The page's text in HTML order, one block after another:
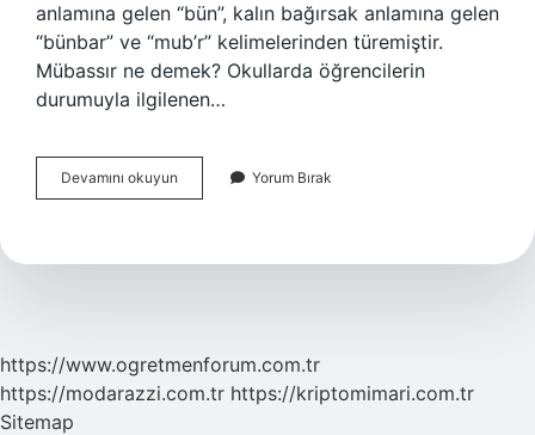
anlamına gelen “bün”, kalın bağırsak anlamına gelen
“bünbar” ve “mub’r” kelimelerinden türemiştir.
Mübassır ne demek? Okullarda öğrencilerin
durumuyla ilgilenen…
Devamını okuyun
Ne
Yorum Bırak
https://www.ogretmenforum.com.tr
https://modarazzi.com.tr https://kriptomimari.com.tr
Sitemap